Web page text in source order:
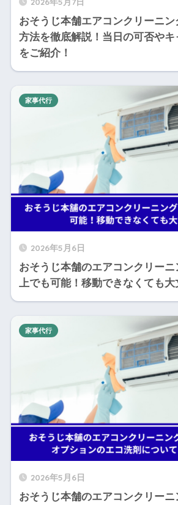
おそうじ本舗エアコンクリーニ
方法を徹底解説！当日の可否や
をご紹介！
2026年5月6日
おそうじ本舗のエアコンクリー
上でも可能！移動できなくても大
家事代行
2026年5月6日
おそうじ本舗のエアコンクリー
家事代行